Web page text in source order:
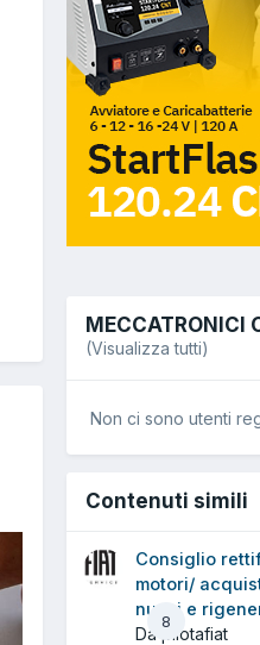
MECCATRONICI
(Visualizza tutti)
Non ci sono utenti
Contenuti simili
8
Consiglio
motori/
nuovi e
Da pilotafiat